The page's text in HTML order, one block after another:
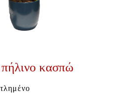
κασπώ